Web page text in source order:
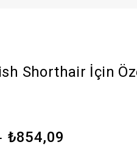
Shorthair İçin
₺854,09